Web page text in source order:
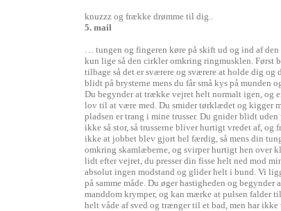
knuzzz og frække drømme til dig..
5. mail
… tungen og fingeren køre på skift ud og ind af
kun lige så den cirkler omkring ringmusklen. Først
tilbage så det er sværere og sværere at holde dig
blidt på brysterne mens du får små kys på munden
Du begynder at trække vejret helt normalt igen, og
lov til at være med. Du smider tørklædet og kigger
pladsen er trang i mine trusser. Du gnider blidt
ikke så stor, så trusserne bliver hurtigt vredet af,
ikke at jobbet blev gjort hel færdig, så mens din
omkring skamlæberne, og svirper hurtigt hen over
lidt efter vejret, du presser din fisse helt ned mod
absolut ingen modstand og glider helt i bund. Vi
på samme måde. Du øger hastigheden og
manddom krymper, og kan mærke at pulsen falder
helt våde af sved og trænger til et bad, men har